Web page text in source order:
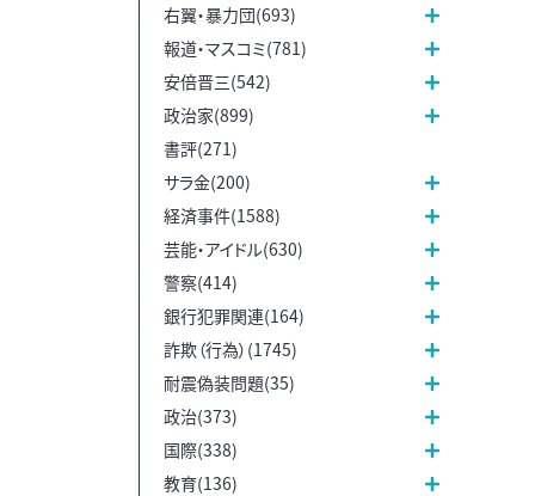
右翼・暴力団(693)
報道・マスコミ(781)
安倍晋三(542)
政治家(899)
書評(271)
サラ金(200)
経済事件(1588)
芸能・アイドル(630)
警察(414)
銀行犯罪関連(164)
詐欺（行為）(1745)
耐震偽装問題(35)
政治(373)
国際(338)
教育(136)